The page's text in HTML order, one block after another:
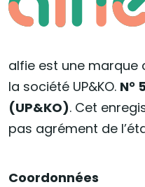
alfie est une marque
la société UP&KO. N°
(UP&KO). Cet
pas agrément de
Coordonnées